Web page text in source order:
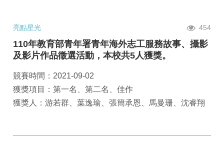
亮點星光 454
110年教育部青年署青年海外志工服務故事、攝影
及影片作品徵選活動，本校共5人獲獎。
競賽時間：2021-09-02
獲獎項目：第一名、第二名、佳作
獲獎人：游若群、葉逸瑜、張簡承恩、馬曼珊、沈睿翔